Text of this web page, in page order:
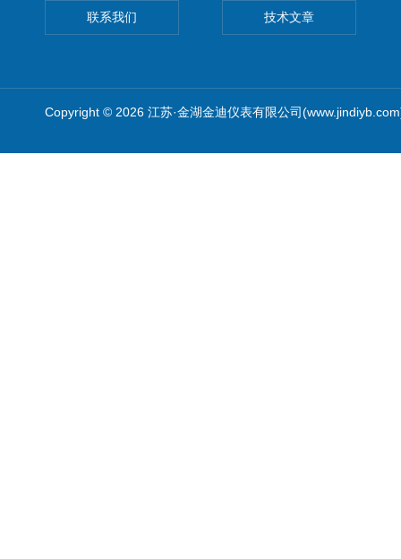
联系我们 技术文章
Copyright © 2026 江苏·金湖金迪仪表有限公司